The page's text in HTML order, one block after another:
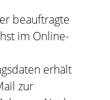
beauftragte
im Online-
erhält
zur